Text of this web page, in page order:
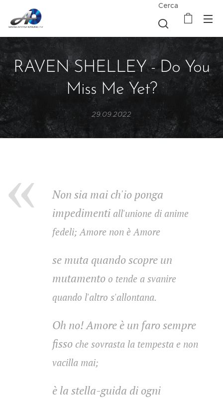
Cerca
RAVEN SHELLEY - Do You
Miss Me Yet?
29.09.2022
Non sia mai ch'io ponga
impedimenti all'unione di anime
fedeli; Amore non è Amore
se muta quando scopre un
mutamento o tende a svanire
quando l'altro s'allontana.
Oh no! Amore è un faro sempre
fisso che sovrasta la tempesta e non
vacilla mai;
è la stella-guida di ogni